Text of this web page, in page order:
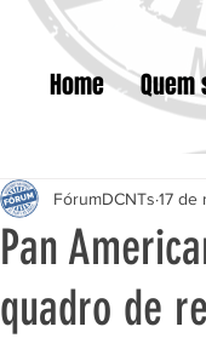
Home
Pan
quadro de
FórumDCNTs 17 de